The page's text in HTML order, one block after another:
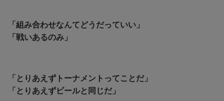
「組み合わせなんてどうだっていい」
「戦いあるのみ」
「とりあえずトーナメントってことだ」
「とりあえずビールと同じだ」